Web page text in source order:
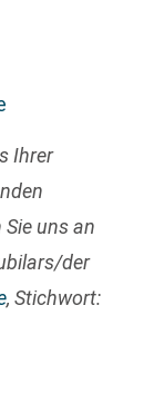
Ihrer
uns an
der
, Stichwort: